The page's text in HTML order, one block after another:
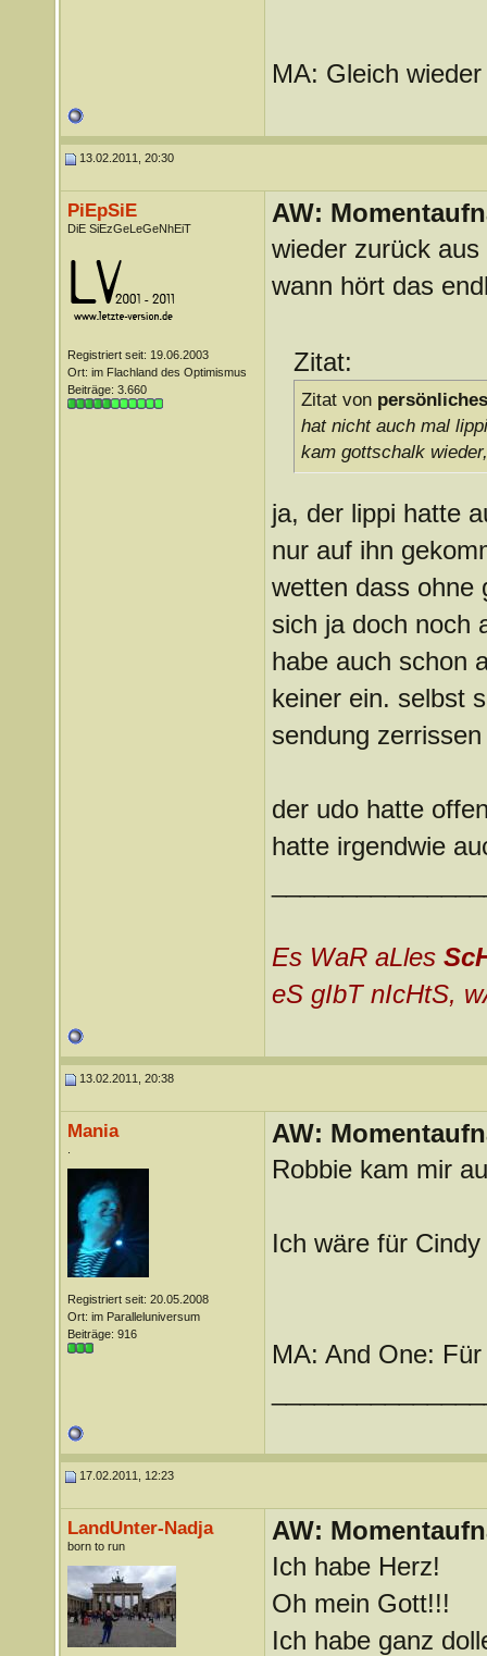
MA: Gleich
13.02.2011, 20:30
PiEpSiE
DiE SiEzGeLeGeNhEiT
Registriert seit: 19.06.2003
Ort: im Flachland des Optimismus
Beiträge: 3.660
AW:
wieder zurück
wann hört das
Zitat:
Zitat von
hat nicht auch mal
kam gottschalk
ja, der lippi hatte
nur auf ihn
wetten dass ohne
sich ja doch noch
habe auch schon
keiner ein. selbst
sendung
der udo hatte
hatte irgendwie
Es WaR aLles
eS gIbT nIcHtS,
13.02.2011, 20:38
Mania
Registriert seit: 20.05.2008
Ort: im Paralleluniversum
Beiträge: 916
AW:
Robbie kam mir
Ich wäre für
MA: And One: Für
17.02.2011, 12:23
LandUnter-Nadja
born to run
AW:
Ich habe Herz!
Oh mein Gott!!!
Ich habe ganz